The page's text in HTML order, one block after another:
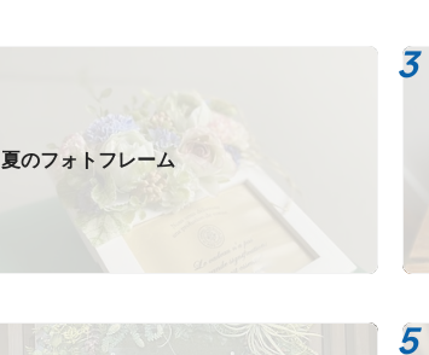
夏のフォトフレーム